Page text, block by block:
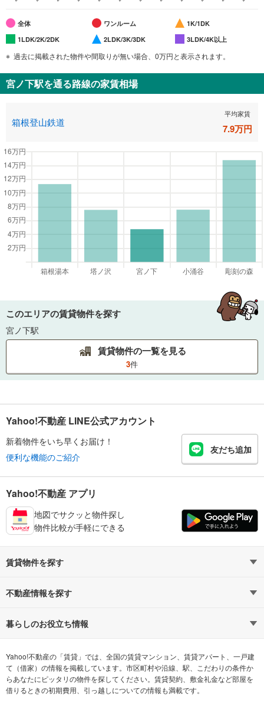
全体 ワンルーム
1K/1DK
1LDK/2K/2DK
2LDK/3K/3DK 3LDK/4K以上
過去に掲載された物件や間取りが無い場合、0万円と表示されます。
宮ノ下駅を通る路線の家賃相場
箱根登山鉄道
平均家賃
7.9万円
このエリアの賃貸物件を探す
宮ノ下駅
賃貸物件の一覧を見る
3件
Yahoo!不動産 LINE公式アカウント
新着物件をいち早くお届け！
便利な機能のご紹介
友だち追加
Yahoo!不動産 アプリ
地図でサクッと物件探し
物件比較が手軽にできる
賃貸物件を探す
路線・駅から探す
通勤時間から探す
不動産会社から探す 希望の条件から探す
テーマから探す ランキングから探す
不動産情報を探す
不動産・住宅
新築マンション 中古マンション
新築一戸建て 中古一戸建て
暮らしのお役立ち情報
マンションカタログ 教えて！住まいの先生
Yahoo!不動産の「賃貸」では、全国の賃貸マンション、賃貸アパート、一戸建
て（借家）の情報を掲載しています。市区町村や沿線、駅、こだわりの条件か
らあなたにピッタリの物件を探してください。賃貸契約、敷金礼金など部屋を
借りるときの初期費用、引っ越しについての情報も満載です。